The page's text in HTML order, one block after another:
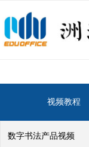
视频教程
数字书法产品视频